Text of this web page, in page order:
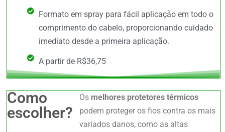
Formato em spray para fácil aplicação em todo o
comprimento do cabelo, proporcionando cuidado
imediato desde a primeira aplicação.
A partir de R$36,75
Como
escolher?
Os melhores protetores térmicos
podem proteger os fios contra os mais
variados danos, como as altas